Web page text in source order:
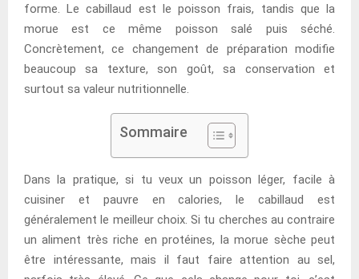
forme. Le cabillaud est le poisson frais, tandis que la
morue est ce même poisson salé puis séché.
Concrètement, ce changement de préparation modifie
beaucoup sa texture, son goût, sa conservation et
surtout sa valeur nutritionnelle.
Sommaire
Dans la pratique, si tu veux un poisson léger, facile à
cuisiner et pauvre en calories, le cabillaud est
généralement le meilleur choix. Si tu cherches au contraire
un aliment très riche en protéines, la morue sèche peut
être intéressante, mais il faut faire attention au sel,